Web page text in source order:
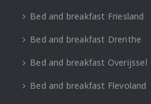
Bed and breakfast Friesland
Bed and breakfast Drenthe
Bed and breakfast Overijssel
Bed and breakfast Flevoland